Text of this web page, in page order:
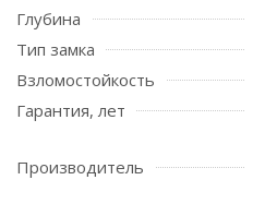
Глубина
Тип замка
Взломостойкость
Гарантия, лет
Производитель